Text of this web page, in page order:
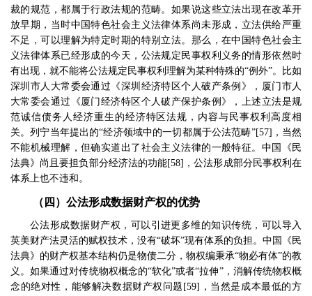
裁的规范，都属于行政法规的范畴。如果说这些立法出现在改革开
放早期，当时中国特色社会主义法律体系尚未形成，立法供给严重
不足，可以理解为特定时期的特别立法。那么，在中国特色社会主
义法律体系已经形成的今天，公法规定民事权利义务的情形依然时
有出现，就不能将公法规定民事权利理解为某种特殊的“例外”。比如
深圳市人大常委会通过《深圳经济特区个人破产条例》，厦门市人
大常委会通过《厦门经济特区个人破产保护条例》，上述立法是规
范诚信债务人经济重生的经济特区法规，内容与民事权利高度相
关。列宁当年提出的“经济领域中的一切都属于公法范畴”[57] ，当然
不能机械理解，但确实道出了社会主义法律的一般特征。中国《民
法典》尚且要担负部分经济法的功能[58] ，公法形成部分民事权利在
体系上也不违和。
（四）公法形成数据财产权的优势
公法形成数据财产权，可以引进更多维的知识传统，可以导入
英美财产法灵活的赋权技术，没有“破坏”现有体系的负担。中国《民
法典》的财产权基本结构仍是物债二分，物权编秉承“物必有体”的教
义。如果通过对传统物权概念的“软化”或者“拉伸”，消解传统物权概
念的绝对性，能够解决数据财产权问题 [59] ，当然是成本最低的方